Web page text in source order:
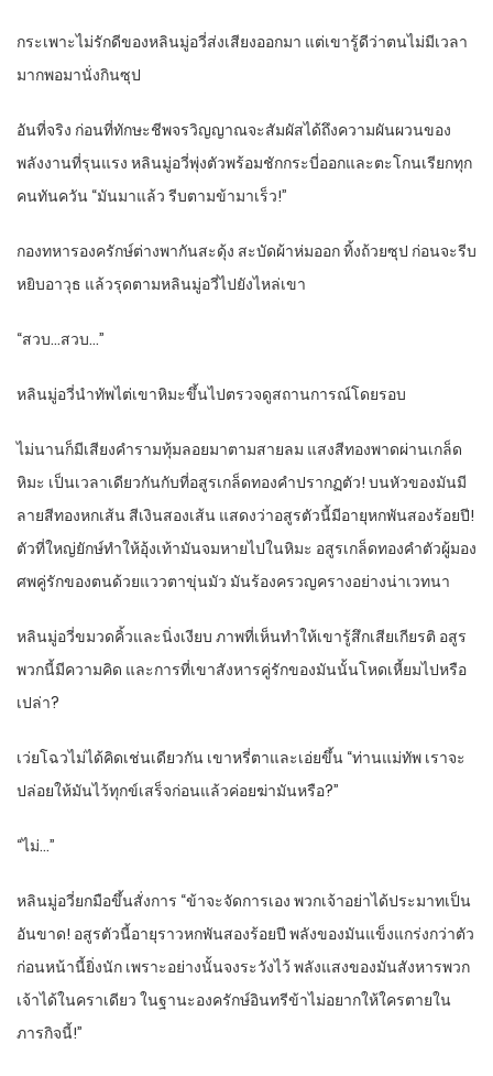
กระเพาะไม่รักดีของหลินมู่อวี่ส่งเสียงออกมา แต่เขารู้ดีว่าตนไม่มีเวลา
มากพอมานั่งกินซุป
อันที่จริง ก่อนที่ทักษะชีพจรวิญญาณจะสัมผัสได้ถึงความผันผวนของ
พลังงานที่รุนแรง หลินมู่อวี่พุ่งตัวพร้อมชักกระบี่ออกและตะโกนเรียกทุก
คนทันควัน “มันมาแล้ว รีบตามข้ามาเร็ว!”
กองทหารองครักษ์ต่างพากันสะดุ้ง สะบัดผ้าห่มออก ทิ้งถ้วยซุป ก่อนจะรีบ
หยิบอาวุธ แล้วรุดตามหลินมู่อวี่ไปยังไหล่เขา
“สวบ…สวบ…”
หลินมู่อวี่นำทัพไต่เขาหิมะขึ้นไปตรวจดูสถานการณ์โดยรอบ
ไม่นานก็มีเสียงคำรามทุ้มลอยมาตามสายลม แสงสีทองพาดผ่านเกล็ด
หิมะ เป็นเวลาเดียวกันกับที่อสูรเกล็ดทองคำปรากฏตัว! บนหัวของมันมี
ลายสีทองหกเส้น สีเงินสองเส้น แสดงว่าอสูรตัวนี้มีอายุหกพันสองร้อยปี!
ตัวที่ใหญ่ยักษ์ทำให้อุ้งเท้ามันจมหายไปในหิมะ อสูรเกล็ดทองคำตัวผู้มอง
ศพคู่รักของตนด้วยแววตาขุ่นมัว มันร้องครวญครางอย่างน่าเวทนา
หลินมู่อวี่ขมวดคิ้วและนิ่งเงียบ ภาพที่เห็นทำให้เขารู้สึกเสียเกียรติ อสูร
พวกนี้มีความคิด และการที่เขาสังหารคู่รักของมันนั้นโหดเหี้ยมไปหรือ
เปล่า?
เว่ยโฉวไม่ได้คิดเช่นเดียวกัน เขาหรี่ตาและเอ่ยขึ้น “ท่านแม่ทัพ เราจะ
ปล่อยให้มันไว้ทุกข์เสร็จก่อนแล้วค่อยฆ่ามันหรือ?”
“ไม่…”
หลินมู่อวี่ยกมือขึ้นสั่งการ “ข้าจะจัดการเอง พวกเจ้าอย่าได้ประมาทเป็น
อันขาด! อสูรตัวนี้อายุราวหกพันสองร้อยปี พลังของมันแข็งแกร่งกว่าตัว
ก่อนหน้านี้ยิ่งนัก เพราะอย่างนั้นจงระวังไว้ พลังแสงของมันสังหารพวก
เจ้าได้ในคราเดียว ในฐานะองครักษ์อินทรีข้าไม่อยากให้ใครตายใน
ภารกิจนี้!”